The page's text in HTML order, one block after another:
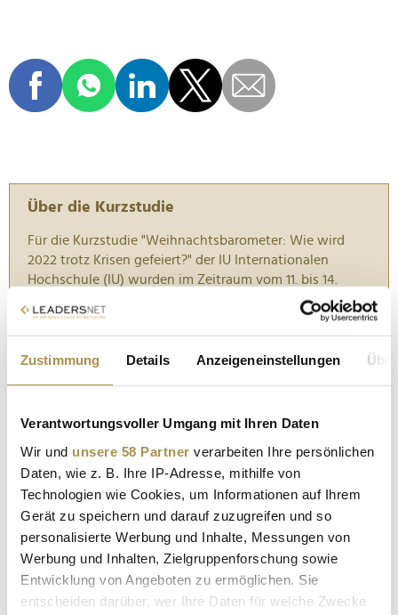
Zustimmung Details Anzeigeneinstellungen
Verantwortungsvoller Umgang mit Ihren Daten
Wir und unsere 58 Partner verarbeiten Ihre persönlichen
Daten, wie z. B. Ihre IP-Adresse, mithilfe von
Technologien wie Cookies, um Informationen auf Ihrem
Gerät zu speichern und darauf zuzugreifen und so
personalisierte Werbung und Inhalte, Messungen von
Werbung und Inhalten, Zielgruppenforschung sowie
Entwicklung von Angeboten zu ermöglichen. Sie
entscheiden darüber, wer Ihre Daten für welche Zwecke
Über die Kurzstudie
Für die Kurzstudie "Weihnachtsbarometer: Wie wird
2022 trotz Krisen gefeiert?" der IU Internationalen
Hochschule (IU) wurden im Zeitraum vom 11. bis 14.
November 2022 insgesamt 1.204 Befragte zwischen 16
und 65 Jahren, repräsentativ nach Alter und Geschlecht
befragt.
BESINNLICH
UMFRAGE INTERNATIONALE HOCHSCHULE
IU INTERNATIONALEN HOCHSCHULE
Kommentar veröffentlichen
Autor:*